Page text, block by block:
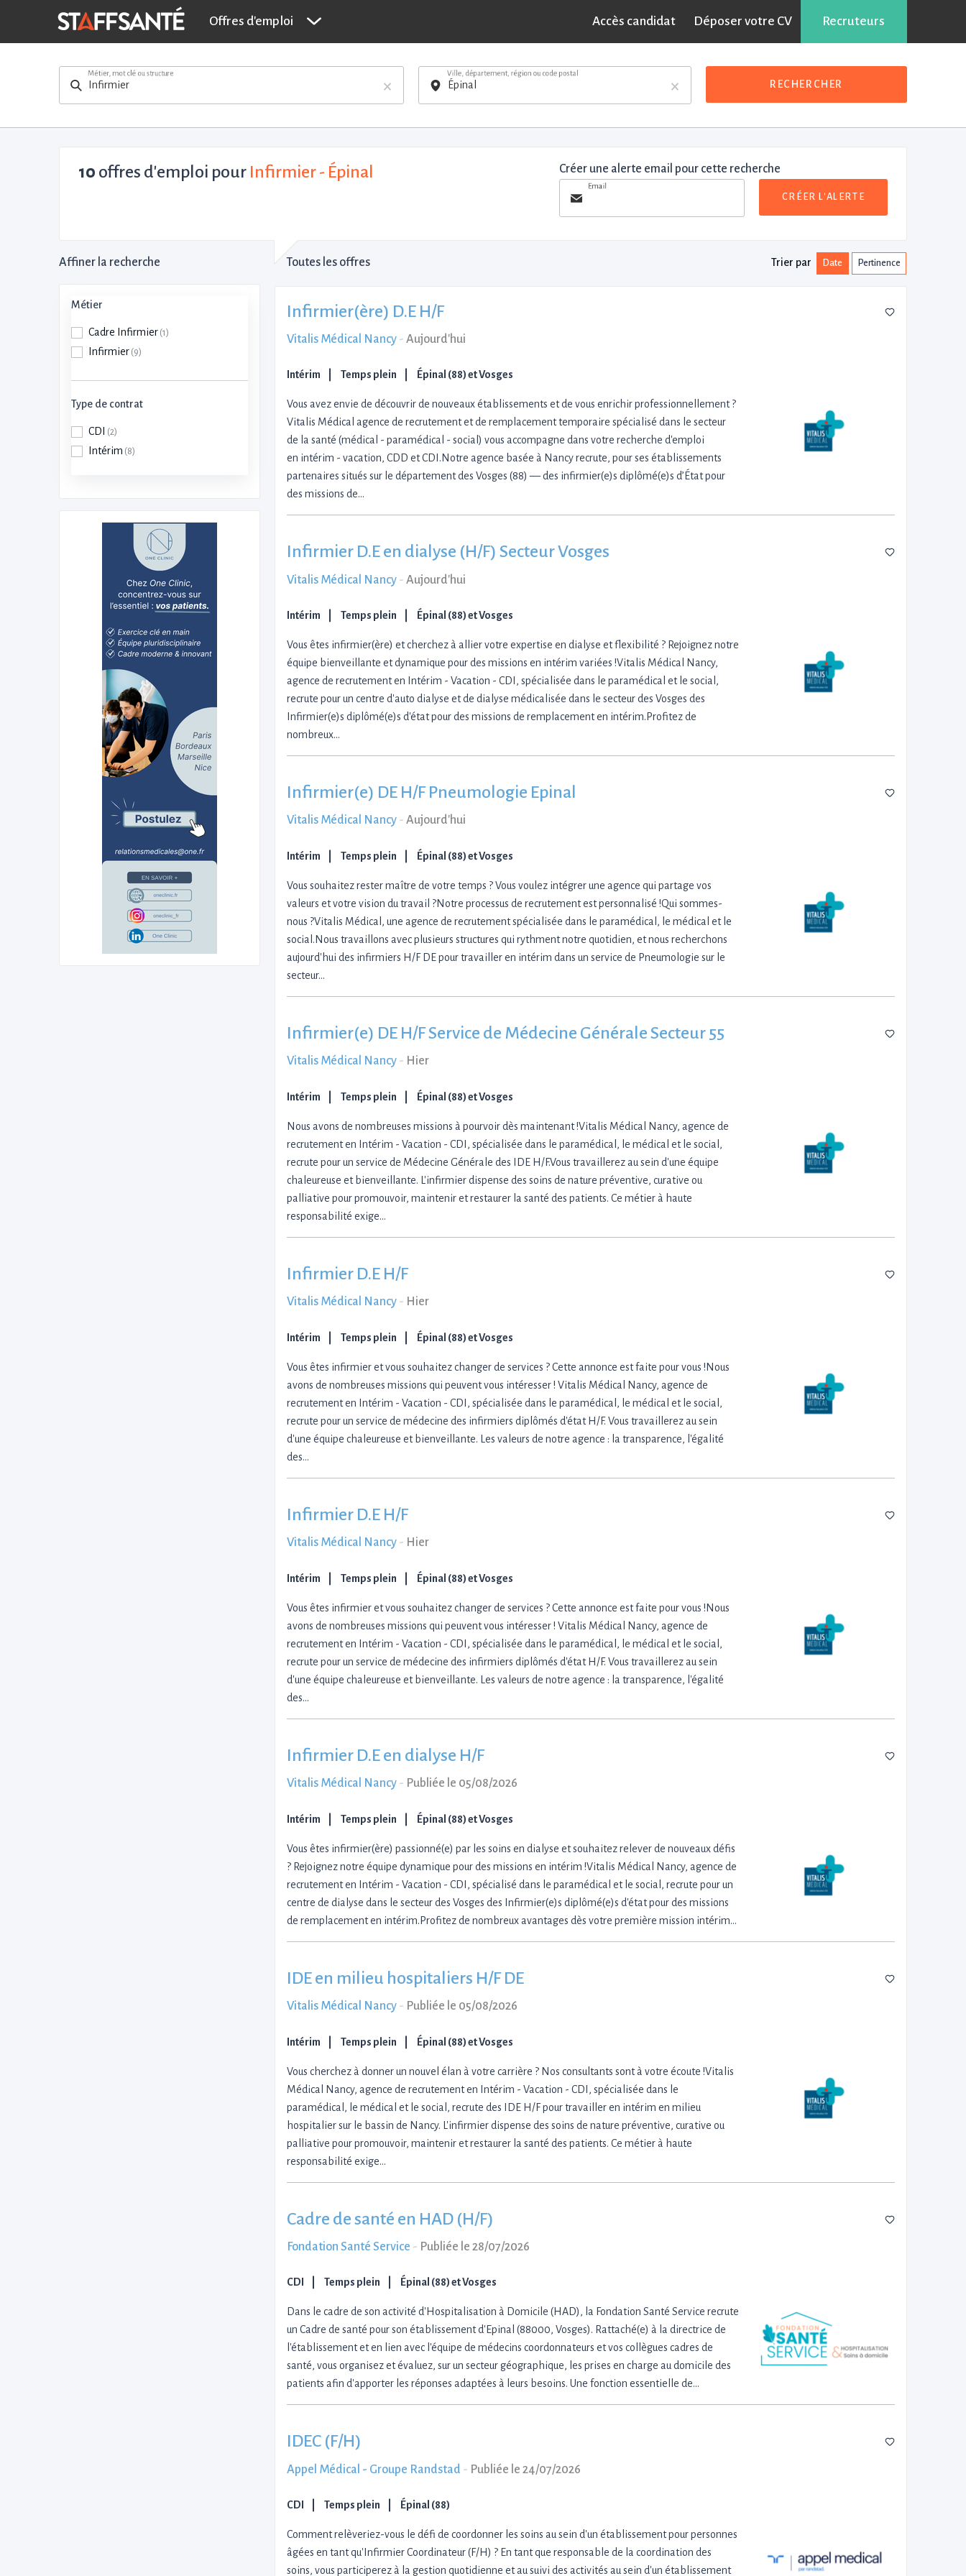
Offres d'emploi Accès candidat Déposer votre CV Recruteurs
×
Métier, mot clé ou structure
×
Ville, département, région ou code postal
RECHERCHER
10 offres d'emploi pour Infirmier - Épinal Créer une alerte email pour cette recherche
Email
CRÉER L'ALERTE
Affiner la recherche
Métier
Cadre Infirmier (1)
Infirmier (9)
Type de contrat
CDI (2)
Intérim (8)
Toutes les offres Trier par Date Pertinence
Infirmier(ère) D.E H/F
Vitalis Médical Nancy - Aujourd'hui
Intérim Temps plein Épinal (88) et Vosges
Vous avez envie de découvrir de nouveaux établissements et de vous enrichir professionnellement ?
Vitalis Médical agence de recrutement et de remplacement temporaire spécialisé dans le secteur
de la santé (médical - paramédical - social) vous accompagne dans votre recherche d'emploi
en intérim - vacation, CDD et CDI.Notre agence basée à Nancy recrute, pour ses établissements
partenaires situés sur le département des Vosges (88) — des infirmier(e)s diplômé(e)s d’État pour
des missions de…
Infirmier D.E en dialyse (H/F) Secteur Vosges
Vitalis Médical Nancy - Aujourd'hui
Intérim Temps plein Épinal (88) et Vosges
Vous êtes infirmier(ère) et cherchez à allier votre expertise en dialyse et flexibilité ? Rejoignez notre
équipe bienveillante et dynamique pour des missions en intérim variées !Vitalis Médical Nancy,
agence de recrutement en Intérim - Vacation - CDI, spécialisée dans le paramédical et le social,
recrute pour un centre d'auto dialyse et de dialyse médicalisée dans le secteur des Vosges des
Infirmier(e)s diplômé(e)s d'état pour des missions de remplacement en intérim.Profitez de
nombreux…
Infirmier(e) DE H/F Pneumologie Epinal
Vitalis Médical Nancy - Aujourd'hui
Intérim Temps plein Épinal (88) et Vosges
Vous souhaitez rester maître de votre temps ? Vous voulez intégrer une agence qui partage vos
valeurs et votre vision du travail ?Notre processus de recrutement est personnalisé !Qui sommes-
nous ?Vitalis Médical, une agence de recrutement spécialisée dans le paramédical, le médical et le
social.Nous travaillons avec plusieurs structures qui rythment notre quotidien, et nous recherchons
aujourd'hui des infirmiers H/F DE pour travailler en intérim dans un service de Pneumologie sur le
secteur…
Infirmier(e) DE H/F Service de Médecine Générale Secteur 55
Vitalis Médical Nancy - Hier
Intérim Temps plein Épinal (88) et Vosges
Nous avons de nombreuses missions à pourvoir dès maintenant !Vitalis Médical Nancy, agence de
recrutement en Intérim - Vacation - CDI, spécialisée dans le paramédical, le médical et le social,
recrute pour un service de Médecine Générale des IDE H/F.Vous travaillerez au sein d'une équipe
chaleureuse et bienveillante. L'infirmier dispense des soins de nature préventive, curative ou
palliative pour promouvoir, maintenir et restaurer la santé des patients. Ce métier à haute
responsabilité exige…
Infirmier D.E H/F
Vitalis Médical Nancy - Hier
Intérim Temps plein Épinal (88) et Vosges
Vous êtes infirmier et vous souhaitez changer de services ? Cette annonce est faite pour vous !Nous
avons de nombreuses missions qui peuvent vous intéresser ! Vitalis Médical Nancy, agence de
recrutement en Intérim - Vacation - CDI, spécialisée dans le paramédical, le médical et le social,
recrute pour un service de médecine des infirmiers diplômés d'état H/F. Vous travaillerez au sein
d'une équipe chaleureuse et bienveillante. Les valeurs de notre agence : la transparence, l'égalité
des…
Infirmier D.E H/F
Vitalis Médical Nancy - Hier
Intérim Temps plein Épinal (88) et Vosges
Vous êtes infirmier et vous souhaitez changer de services ? Cette annonce est faite pour vous !Nous
avons de nombreuses missions qui peuvent vous intéresser ! Vitalis Médical Nancy, agence de
recrutement en Intérim - Vacation - CDI, spécialisée dans le paramédical, le médical et le social,
recrute pour un service de médecine des infirmiers diplômés d'état H/F. Vous travaillerez au sein
d'une équipe chaleureuse et bienveillante. Les valeurs de notre agence : la transparence, l'égalité
des…
Infirmier D.E en dialyse H/F
Vitalis Médical Nancy - Publiée le 05/08/2026
Intérim Temps plein Épinal (88) et Vosges
Vous êtes infirmier(ère) passionné(e) par les soins en dialyse et souhaitez relever de nouveaux défis
? Rejoignez notre équipe dynamique pour des missions en intérim !Vitalis Médical Nancy, agence de
recrutement en Intérim - Vacation - CDI, spécialisé dans le paramédical et le social, recrute pour un
centre de dialyse dans le secteur des Vosges des Infirmier(e)s diplômé(e)s d'état pour des missions
de remplacement en intérim.Profitez de nombreux avantages dès votre première mission intérim…
IDE en milieu hospitaliers H/F DE
Vitalis Médical Nancy - Publiée le 05/08/2026
Intérim Temps plein Épinal (88) et Vosges
Vous cherchez à donner un nouvel élan à votre carrière ? Nos consultants sont à votre écoute !Vitalis
Médical Nancy, agence de recrutement en Intérim - Vacation - CDI, spécialisée dans le
paramédical, le médical et le social, recrute des IDE H/F pour travailler en intérim en milieu
hospitalier sur le bassin de Nancy. L'infirmier dispense des soins de nature préventive, curative ou
palliative pour promouvoir, maintenir et restaurer la santé des patients. Ce métier à haute
responsabilité exige…
Cadre de santé en HAD (H/F)
Fondation Santé Service - Publiée le 28/07/2026
CDI Temps plein Épinal (88) et Vosges
Dans le cadre de son activité d'Hospitalisation à Domicile (HAD), la Fondation Santé Service recrute
un Cadre de santé pour son établissement d'Epinal (88000, Vosges). Rattaché(e) à la directrice de
l'établissement et en lien avec l'équipe de médecins coordonnateurs et vos collègues cadres de
santé, vous organisez et évaluez, sur un secteur géographique, les prises en charge au domicile des
patients afin d'apporter les réponses adaptées à leurs besoins. Une fonction essentielle de…
IDEC (F/H)
Appel Médical - Groupe Randstad - Publiée le 24/07/2026
CDI Temps plein Épinal (88)
Comment relèveriez-vous le défi de coordonner les soins au sein d'un établissement pour personnes
âgées en tant qu'Infirmier Coordinateur (F/H) ? En tant que responsable de la coordination des
soins, vous participerez à la gestion quotidienne et au suivi des activités au sein d'un établissement